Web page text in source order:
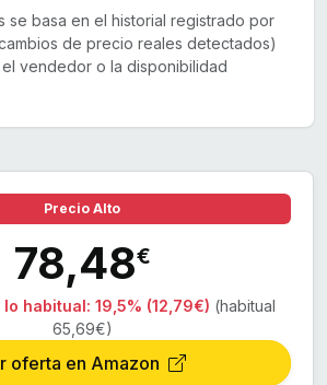
se basa en el historial registrado por
de precio reales detectados)
vendedor o la disponibilidad
Precio Alto
78,48€
lo habitual: 19,5% (12,79€) (habitual
65,69€)
oferta en Amazon